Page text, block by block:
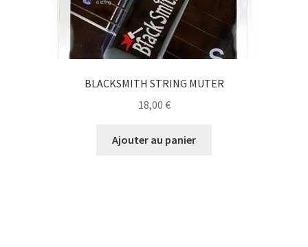
BLACKSMITH STRING MUTER
18,00 €
Ajouter au panier